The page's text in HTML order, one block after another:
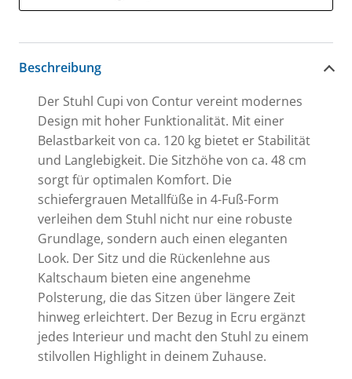
Beschreibung
Der Stuhl Cupi von Contur vereint modernes
Design mit hoher Funktionalität. Mit einer
Belastbarkeit von ca. 120 kg bietet er Stabilität
und Langlebigkeit. Die Sitzhöhe von ca. 48 cm
sorgt für optimalen Komfort. Die
schiefergrauen Metallfüße in 4-Fuß-Form
verleihen dem Stuhl nicht nur eine robuste
Grundlage, sondern auch einen eleganten
Look. Der Sitz und die Rückenlehne aus
Kaltschaum bieten eine angenehme
Polsterung, die das Sitzen über längere Zeit
hinweg erleichtert. Der Bezug in Ecru ergänzt
jedes Interieur und macht den Stuhl zu einem
stilvollen Highlight in deinem Zuhause.